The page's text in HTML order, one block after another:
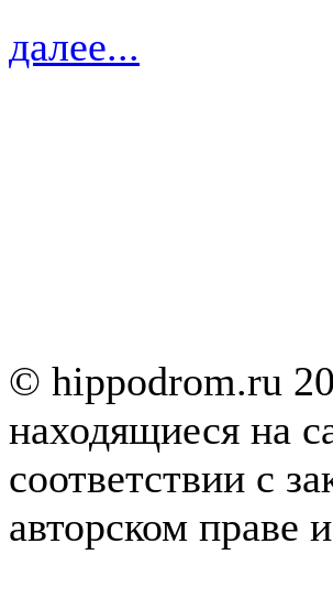
далее...
© hippodrom.ru
находящиеся на
соответствии с
авторском праве